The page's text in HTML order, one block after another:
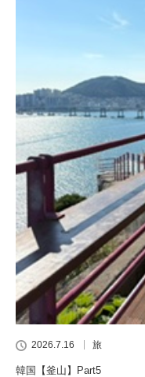
2026.7.16 旅
韓国【釜山】Part5